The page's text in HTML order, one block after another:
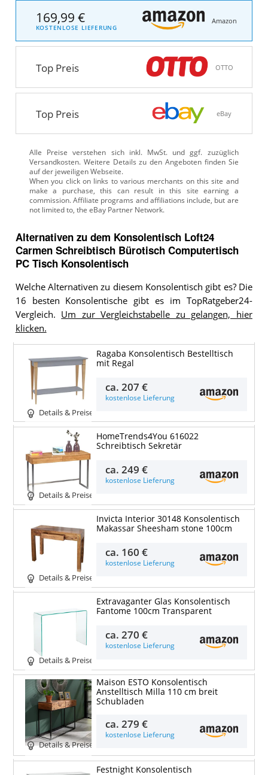
169,99 €
KOSTENLOSE LIEFERUNG
Amazon
Top Preis OTTO
Top Preis eBay
Alle Preise verstehen sich inkl. MwSt. und ggf. zuzüglich
Versandkosten. Weitere Details zu den Angeboten finden Sie
auf der jeweiligen Webseite.
Alternativen zu dem Konsolentisch Loft24
Carmen Schreibtisch Bürotisch Computertisch
PC Tisch Konsolentisch
Welche Alternativen zu diesem Konsolentisch gibt es? Die
16 besten Konsolentische gibt es im TopRatgeber24-
Vergleich. Um zur Vergleichstabelle zu gelangen, hier
klicken.
Details & Preise
Ragaba Konsolentisch Bestelltisch
mit Regal
ca.207 €
kostenlose Lieferung
Details & Preise
HomeTrends4You 616022
Schreibtisch Sekretär
ca.249 €
kostenlose Lieferung
Details & Preise
Invicta Interior 30148 Konsolentisch
Makassar Sheesham stone 100cm
ca. 160 €
kostenlose Lieferung
Details & Preise
Extravaganter Glas Konsolentisch
Fantome 100cm Transparent
ca.270 €
kostenlose Lieferung
Details & Preise
Maison ESTO Konsolentisch
Anstelltisch Milla 110 cm breit
Schubladen
ca.279 €
kostenlose Lieferung
Festnight Konsolentisch